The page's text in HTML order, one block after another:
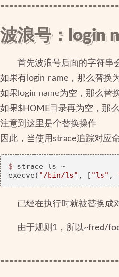
波浪号：login
首先波浪号后面的字符串
如果有login name，那么替换
如果login name为空，那么替
如果$HOME目录再为空，那
注意到这里是个替换操作
因此，当使用strace追踪对应
$ strace ls ~
execve( "/bin/ls" , [ "ls" ,
已经在执行时就被替换成
由于规则1，所以~fred/